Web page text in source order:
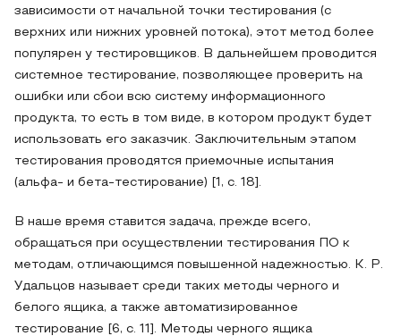
зависимости от начальной точки тестирования (с
верхних или нижних уровней потока), этот метод более
популярен у тестировщиков. В дальнейшем проводится
системное тестирование, позволяющее проверить на
ошибки или сбои всю систему информационного
продукта, то есть в том виде, в котором продукт будет
использовать его заказчик. Заключительным этапом
тестирования проводятся приемочные испытания
(альфа- и бета-тестирование) [1, с. 18].
В наше время ставится задача, прежде всего,
обращаться при осуществлении тестирования ПО к
методам, отличающимся повышенной надежностью. К. Р.
Удальцов называет среди таких методы черного и
белого ящика, а также автоматизированное
тестирование [6, с. 11]. Методы черного ящика